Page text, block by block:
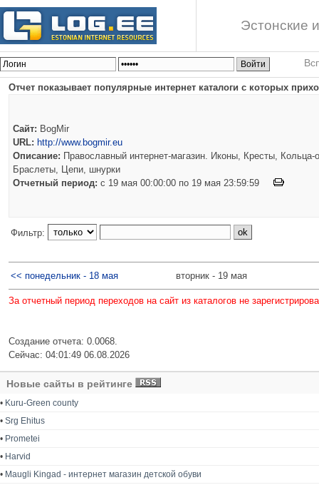
Эстонские
Отчет показывает популярные интернет каталоги с которых
Сайт: BogMir
URL: http://www.bogmir.eu
Описание: Православный интернет-магазин. Иконы, Кресты, Кольца-
Браслеты, Цепи, шнурки
Отчетный период: c 19 мая 00:00:00 по 19 мая 23:59:59
Фильтр:
<< понедельник - 18 мая вторник - 19 мая
За отчетный период переходов на сайт из каталогов не
Создание отчета: 0.0068.
Сейчас: 04:01:49 06.08.2026
Новые сайты в рейтинге
• Kuru-Green county
• Srg Ehitus
• Prometei
• Harvid
• Maugli Kingad - интернет магазин детской обуви